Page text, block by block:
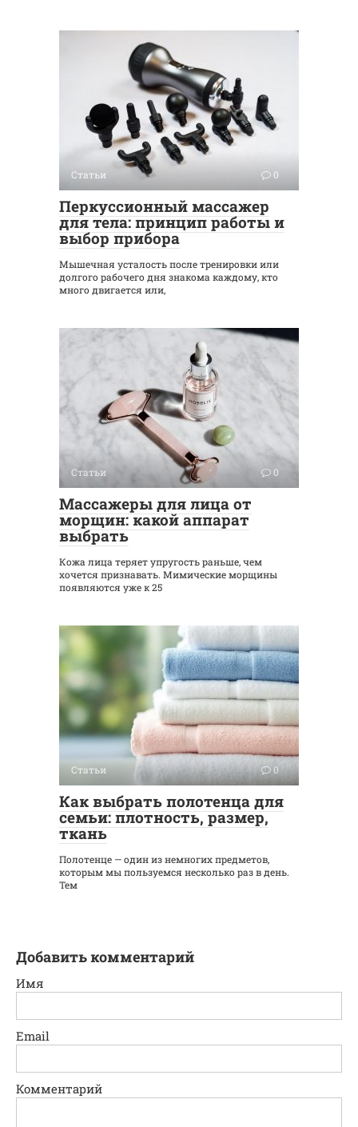
Статьи 0
Перкуссионный массажер
для тела: принцип работы и
выбор прибора
Мышечная усталость после тренировки или
долгого рабочего дня знакома каждому, кто
много двигается или,
Статьи 0
Массажеры для лица от
морщин: какой аппарат
выбрать
Кожа лица теряет упругость раньше, чем
хочется признавать. Мимические морщины
появляются уже к 25
Статьи 0
Как выбрать полотенца для
семьи: плотность, размер,
ткань
Полотенце — один из немногих предметов,
которым мы пользуемся несколько раз в день.
Тем
Добавить комментарий
Имя
Email
Комментарий